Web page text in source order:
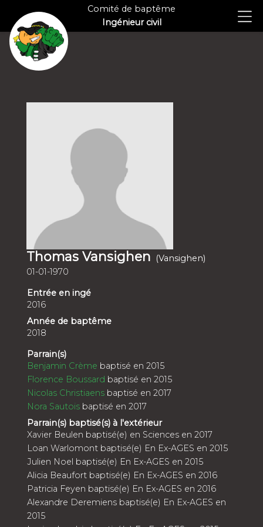
Comité de baptême
Ingénieur civil
Thomas Vansighen
(Vansighen)
01-01-1970
Entrée en ingé
2016
Année de baptême
2018
Parrain(s)
Benjamin Crème baptisé en 2015
Florence Boussard baptisé en 2015
Nicolas Christiaens baptisé en 2017
Nora Sautois baptisé en 2017
Parrain(s) baptisé(s) à l'extérieur
Xavier Beulen baptisé(e) en Sciences en 2017
Loan Warlomont baptisé(e) En Ex-AGES en 2015
Julien Noel baptisé(e) En Ex-AGES en 2015
Alicia Beaufort baptisé(e) En Ex-AGES en 2016
Patricia Feyen baptisé(e) En Ex-AGES en 2016
Alexandre Deremiens baptisé(e) En Ex-AGES en
2015